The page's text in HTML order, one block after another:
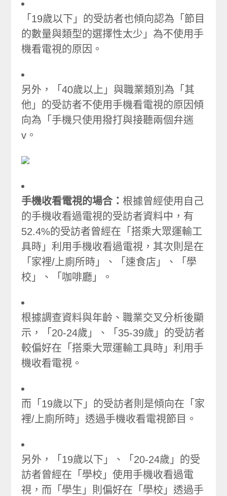
「19歲以下」的受訪者也傾向認為「節目
的數量與類型的選擇性太少」為不使用手
機看電視的原因。
另外，「40歲以上」與職業類別為「其
他」的受訪者不使用手機看電視的原因傾
向為「手機只使用撥打與接聽兩個弁遄
v。
手機收看電視的場合：根據曾經使用自己
的手機收看過電視的受訪者資料中，有
52.4%的受訪者曾經在「搭乘大眾運輸工
具時」利用手機收看過電視，其次則是在
「家裡/上廁所時」、「速食店」、「學
校」、「咖啡廳」。
根據調查資料與年齡、職業交叉分析後顯
示，「20-24歲」、「35-39歲」的受訪者
較偏好在「搭乘大眾運輸工具時」利用手
機收看電視。
而「19歲以下」的受訪者則是傾向在「家
裡/上廁所時」透過手機收看電視節目。
另外，「19歲以下」、「20-24歲」的受
訪者曾經在「學校」使用手機收看過電
視，而「學生」則偏好在「學校」透過手